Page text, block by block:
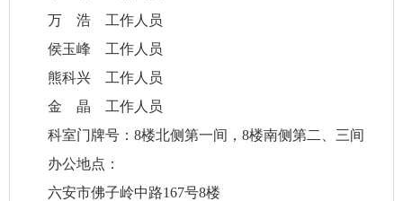
万 浩 工作人员
侯玉峰 工作人员
熊科兴 工作人员
金 晶 工作人员
科室门牌号：8楼北侧第一间，8楼南侧第二、三间
办公地点：
六安市佛子岭中路167号8楼